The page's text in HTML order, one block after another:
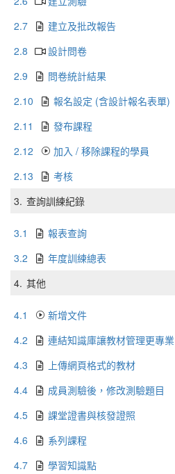
2.7
建立及批改報告
2.8
設計問卷
2.9
問卷統計結果
2.10
報名設定 (含設計報名表單)
2.11
發布課程
2.12
加入 / 移除課程的學員
2.13
考核
3. 查詢訓練紀錄
3.1
報表查詢
3.2
年度訓練總表
4. 其他
4.1
新增文件
4.2
連結知識庫讓教材管理更專業
4.3
上傳網頁格式的教材
4.4
成員測驗後，修改測驗題目
4.5
課堂證書與核發證照
4.6
系列課程
4.7
學習知識點